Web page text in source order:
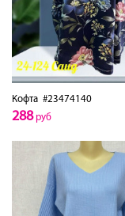
Кофта #23474140
288руб